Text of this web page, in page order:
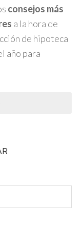
consejos más
a la hora de
de hipoteca
año para